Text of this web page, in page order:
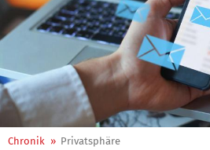
Chronik » Privatsphäre